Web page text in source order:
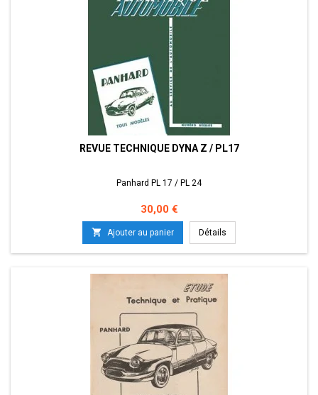
REVUE TECHNIQUE DYNA Z / PL17
Panhard PL 17 / PL 24
Prix
30,00 €
 Ajouter au panier Détails